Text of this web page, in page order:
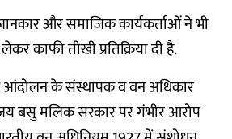
और समाजिक कार्यकर्ताओं ने भी
काफी तीखी प्रतिक्रिया दी है.
के संस्थापक व वन अधिकार
बसु मलिक सरकार पर गंभीर आरोप